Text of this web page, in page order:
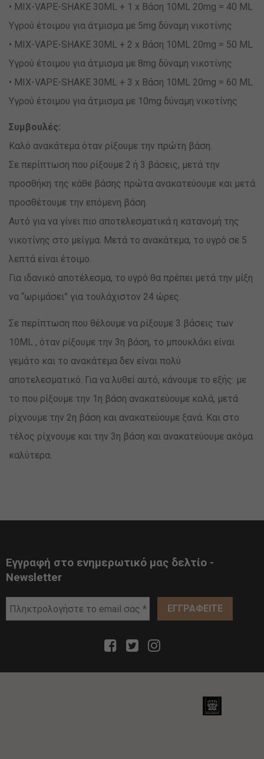
• MIX-VAPE-SHAKE 30ML + 1 x Βάση 10ML 20mg = 40 ML
Υγρού έτοιμου για άτμισμα με 5mg δύναμη νικοτίνης
• MIX-VAPE-SHAKE 30ML + 2 x Βάση 10ML 20mg = 50 ML
Υγρού έτοιμου για άτμισμα με 8mg δύναμη νικοτίνης
• MIX-VAPE-SHAKE 30ML + 3 x Βάση 10ML 20mg = 60 ML
Υγρού έτοιμου για άτμισμα με 10mg δύναμη νικοτίνης
Συμβουλές:
Καλό ανακάτεμα όταν ρίξουμε την πρώτη βάση.
Σε περίπτωση που ρίξουμε 2 ή 3 βάσεις, μετά την
προσθήκη της κάθε βάσης πρώτα ανακατεύουμε και μετά
προσθέτουμε την επόμενη βάση.
Αυτό για να γίνει πιο αποτελεσματικά η κατανομή της
νικοτίνης στο μείγμα. Μετά το ανακάτεμα, το υγρό σε 5
λεπτά είναι έτοιμο.
Για ιδανικό αποτέλεσμα, το υγρό θα πρέπει μετά την μίξη
να “ωριμάσει” για τουλάχιστον 24 ώρες.
Σε περίπτωση που θέλουμε να ρίξουμε 3 βάσεις των
10ML , όταν ρίξουμε την 3η βάση, το μπουκλάκι είναι
γεμάτο και το ανακάτεμα δεν είναι πολύ
αποτελεσματικό. Για να λυθεί αυτό, κάνουμε το εξής: με
το που ρίξουμε την 1η βάση ανακατεύουμε καλά, μετά
ρίχνουμε την 2η βάση και ανακατεύουμε ξανά. Και στο
τέλος ρίχνουμε και την 3η βάση και ανακατεύουμε ακόμα
καλύτερα.
Εγγραφή στο ενημερωτικό μας δελτίο -
Newsletter